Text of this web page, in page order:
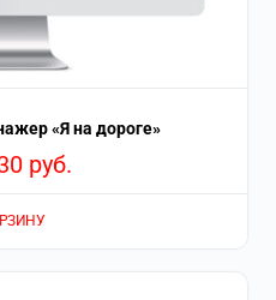
«Я на дороге»
руб.